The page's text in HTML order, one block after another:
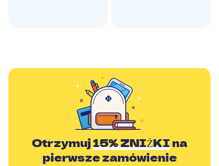
Otrzymuj15% ZNIŻKIna
pierwsze zamówienie